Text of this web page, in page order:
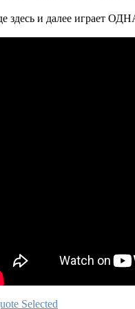
здесь и далее играет